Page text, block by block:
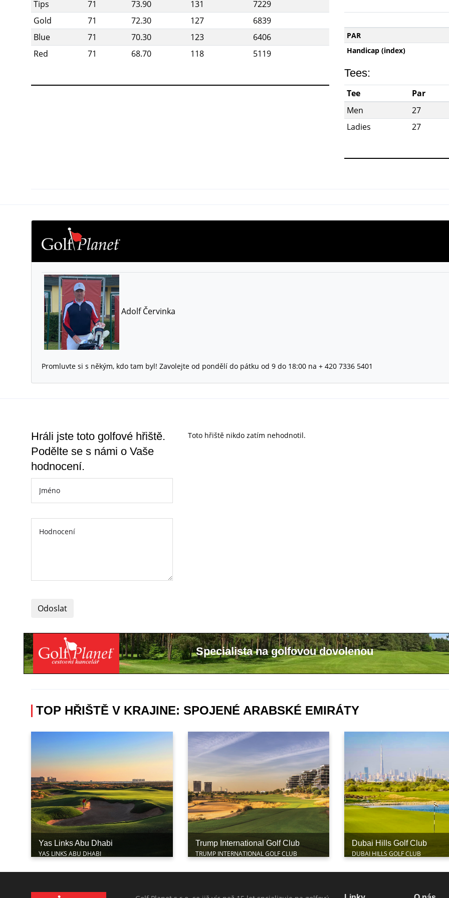
Tips 71 73.90 131
7229
Gold
71 72.30 127
6839
Blue
71 70.30 123
6406
Red
71 68.70 118 5119
PAR
Handicap (index)
Tees:
Tee
Par
Men
27
Ladies
27
Adolf Červinka
Promluvte si s někým, kdo tam byl! Zavolejte od pondělí do pátku od 9 do 18:00 na + 420 7336 5401
Hráli jste toto golfové hřiště.
Podělte se s námi o Vaše
hodnocení.
Odoslat
Toto hřiště nikdo zatím nehodnotil.
Specialista na golfovou dovolenou
TOP HŘIŠTĚ V KRAJINE: SPOJENÉ ARABSKÉ EMIRÁTY
Yas Links Abu Dhabi
YAS LINKS ABU DHABI
Trump International Golf Club
TRUMP INTERNATIONAL GOLF CLUB
Dubai Hills Golf Club
DUBAI HILLS GOLF CLUB